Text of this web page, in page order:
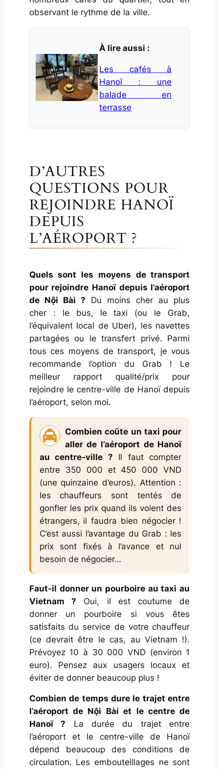
observant le rythme de la ville.
À lire aussi :
Les cafés à
Hanoï : une
balade en
terrasse
D’AUTRES
QUESTIONS POUR
REJOINDRE HANOÏ
DEPUIS
L’AÉROPORT ?
Quels sont les moyens de transport
pour rejoindre Hanoï depuis l’aéroport
de Nội Bài ? Du moins cher au plus
cher : le bus, le taxi (ou le Grab,
l’équivalent local de Uber), les navettes
partagées ou le transfert privé. Parmi
tous ces moyens de transport, je vous
recommande l’option du Grab ! Le
meilleur rapport qualité/prix pour
rejoindre le centre-ville de Hanoï depuis
l’aéroport, selon moi.
Combien coûte un taxi pour
aller de l’aéroport de Hanoï
au centre-ville ? Il faut compter
entre 350 000 et 450 000 VND
(une quinzaine d’euros). Attention :
les chauffeurs sont tentés de
gonfler les prix quand ils voient des
étrangers, il faudra bien négocier !
C’est aussi l’avantage du Grab : les
prix sont fixés à l’avance et nul
besoin de négocier…
Faut-il donner un pourboire au taxi au
Vietnam ? Oui, il est coutume de
donner un pourboire si vous êtes
satisfaits du service de votre chauffeur
(ce devrait être le cas, au Vietnam !).
Prévoyez 10 à 30 000 VND (environ 1
euro). Pensez aux usagers locaux et
éviter de donner beaucoup plus !
Combien de temps dure le trajet entre
l’aéroport de Nội Bài et le centre de
Hanoï ? La durée du trajet entre
l’aéroport et le centre-ville de Hanoï
dépend beaucoup des conditions de
circulation. Les embouteillages ne sont